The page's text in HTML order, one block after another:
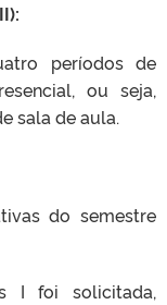
períodos de
ou seja,
sala de aula.
do semestre
I foi solicitada,